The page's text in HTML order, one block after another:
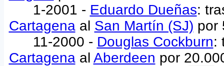
1-2001 - Eduardo Dueñas:
Cartagenaal San Martín (SJ) por
11-2000 - Douglas Cockburn:
Cartagenaal Aberdeen por